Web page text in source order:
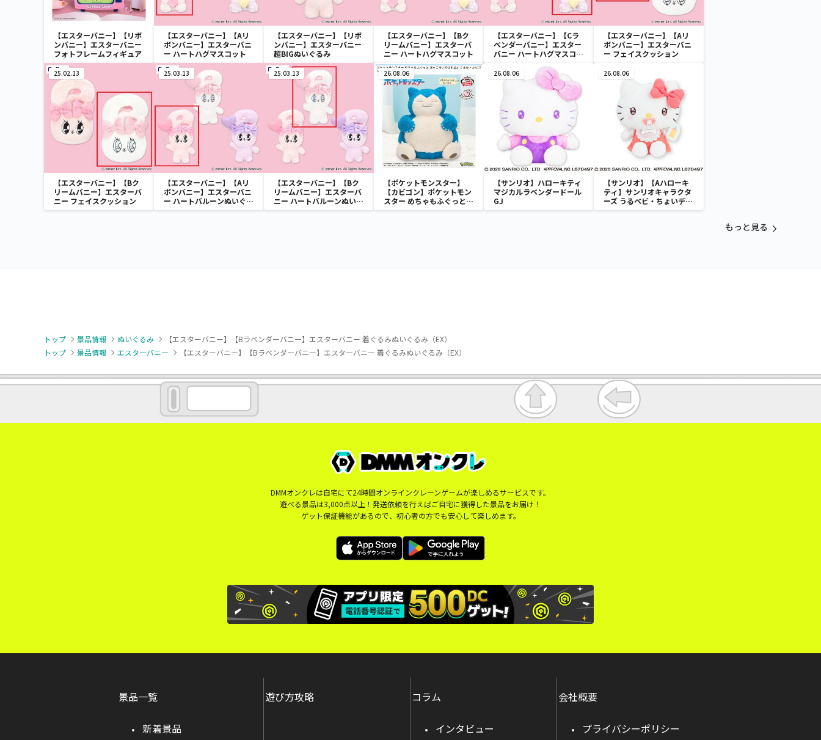
【エスターバニー】【リボ
ンバニー】エスターバニー
フォトフレームフィギュア
【エスターバニー】【Aリ
ボンバニー】エスターバニ
ー ハートハグマスコット
【エスターバニー】【リボ
ンバニー】エスターバニー
超BIGぬいぐるみ
【エスターバニー】【Bク
リームバニー】エスターバ
ニー ハートハグマスコット
【エスターバニー】【Cラ
ベンダーバニー】エスター
バニー ハートハグマスコッ
【エスターバニー】【Aリ
ボンバニー】エスターバニ
ー フェイスクッション
25.02.13
【エスターバニー】【Bク
リームバニー】エスターバ
ニー フェイスクッション
25.03.13
【エスターバニー】【Aリ
ボンバニー】エスターバニ
ー ハートバルーンぬいぐる
み
25.03.13
【エスターバニー】【Bク
リームバニー】エスターバ
ニー ハートバルーンぬいぐ
るみ
26.08.06
【ポケットモンスター】
【カビゴン】ポケットモン
スター めちゃもふぐっと
ほっこりいやされぬいぐる
26.08.06
【サンリオ】ハローキティ
マジカルラベンダードール
GJ
26.08.06
【サンリオ】【Aハローキ
ティ】サンリオキャラクタ
ーズ うるベビ・ちょいデカ
ドール
もっと見る
トップ 景品情報 ぬいぐるみ
【エスターバニー】【Bラベンダーバニー】エスターバニー 着ぐるみぬいぐるみ（EX）
トップ
景品情報 エスターバニー 【エスターバニー】【Bラベンダーバニー】エスターバニー 着ぐるみぬいぐるみ（EX）
DMMオンクレは自宅にて24時間オンラインクレーンゲームが楽しめるサービスです。
遊べる景品は3,000点以上！発送依頼を行えばご自宅に獲得した景品をお届け！
ゲット保証機能があるので、初心者の方でも安心して楽しめます。
景品一覧
新着景品
遊び方攻略 コラム
インタビュー
会社概要
プライバシーポリシー